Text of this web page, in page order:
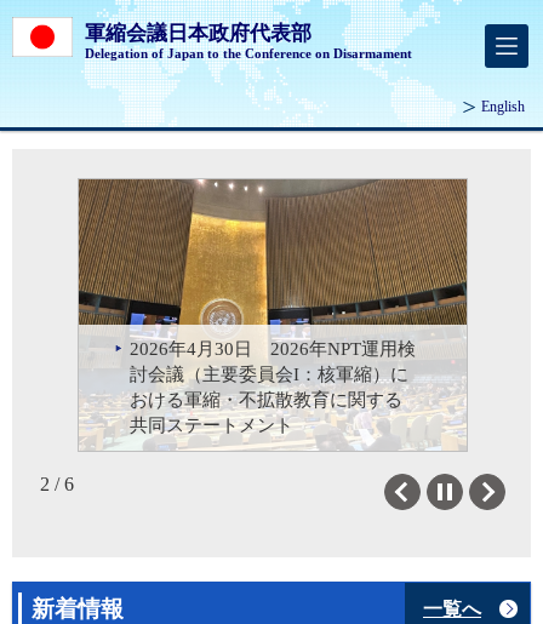
軍縮会議日本政府代表部
Delegation of Japan to the Conference on Disarmament
English
2026年4月28日 2026年NPT運用検
討会議における国光外務副大臣に
よる一般討論演説
2026年4月30日 2026年NPT運用検
討会議（主要委員会I：核軍縮）に
おける軍縮・不拡散教育に関する
共同ステートメント
2026年2月24日 軍縮会議ハイレベ
ル・セグメントにおける大西外務
大臣政務官によるステートメント
2025年12月1日 市川大使が議長を
務める対人地雷禁止条約第22回締
約国会議
2025年10月14日 第80回国連総会
第一委員会における市川大使によ
る一般討論演説
2025年2月24日 市川大使が議長を
務める軍縮会議ハイレベル・セグ
メント
2 / 6 Previous Next
新着情報 一覧へ